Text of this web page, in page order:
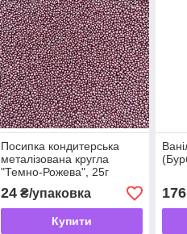
Посипка кондитерська
металізована кругла
"Темно-Рожева", 25г
24₴/упаковка
Купити
176